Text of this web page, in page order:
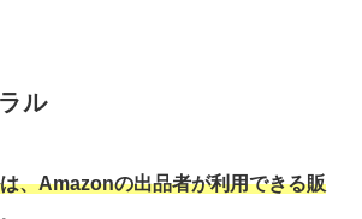
ル
、Amazonの出品者が利用できる販